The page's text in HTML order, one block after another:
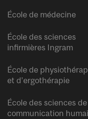
École de médecine
École des sciences
infirmières Ingram
École de
et d’ergothérapie
École des sciences
communication